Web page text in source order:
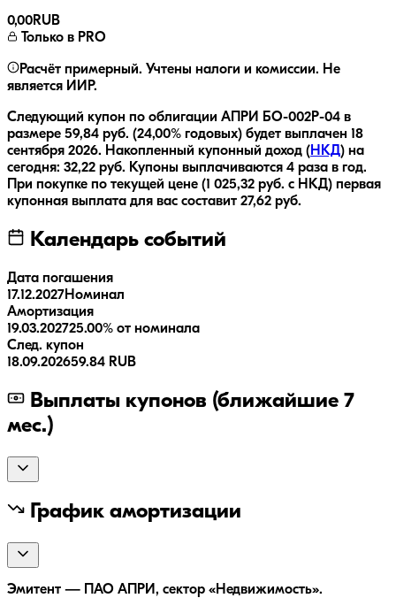
0,00RUB
Только в PRO
Расчёт примерный. Учтены налоги и комиссии. Не
является ИИР.
Следующий купон по облигации АПРИ БО-002Р-04 в
размере 59,84 руб. (24,00% годовых) будет выплачен 18
сентября 2026. Накопленный купонный доход ( НКД) на
сегодня: 32,22 руб. Купоны выплачиваются 4 раза в год.
При покупке по текущей цене (1 025,32 руб. с НКД) первая
купонная выплата для вас составит 27,62 руб.
Календарь событий
Дата погашения
17.12.2027Номинал
Амортизация
19.03.202725.00% от номинала
След. купон
18.09.202659.84 RUB
Выплаты купонов (ближайшие 7
мес.)
График амортизации
Эмитент — ПАО АПРИ, сектор «Недвижимость».